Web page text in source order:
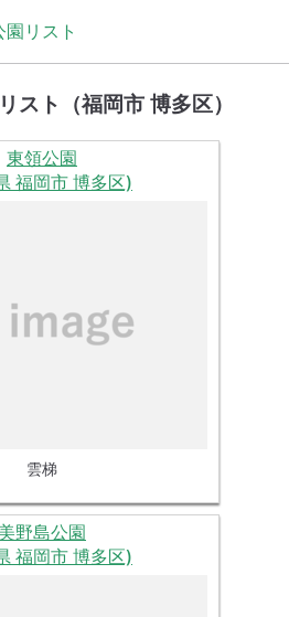
スト（福岡市 博多区）
東領公園
福岡市 博多区)
雲梯
美野島公園
福岡市 博多区)